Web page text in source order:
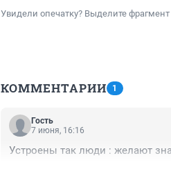
Увидели опечатку? Выделите
КОММЕНТАРИИ 1
Гость
7 июня, 16:16
Устроены так люди : желают